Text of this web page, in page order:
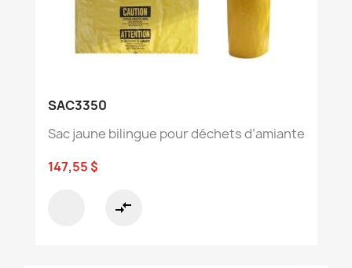
SAC3350
Sac jaune bilingue pour déchets d’amiante
147,55 $
compare_arrows